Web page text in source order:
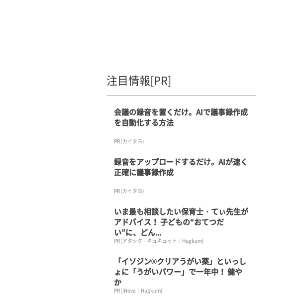
注目情報[PR]
会議の録音を置くだけ。AIで議事録作成
を自動化する方法
PR(カイタヨ)
録音をアップロードするだけ。AIが速く
正確に議事録作成
PR(カイタヨ)
いま最も相談したい保育士・てぃ先生が
アドバイス！ 子どもの“おてつだ
い”に、どん...
PR(アタック・キュキュット｜Hugkum)
「イソジン®クリアうがい薬」といっし
ょに「うがいパワー」で一年中！ 健や
か
PR(iNova｜Hugkum)